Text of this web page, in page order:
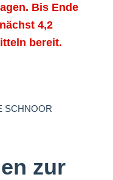
Bis Ende
4,2
bereit.
SCHNOOR
zur